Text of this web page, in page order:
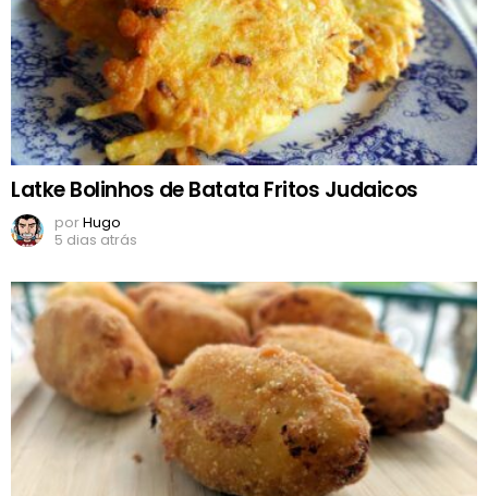
Latke Bolinhos de Batata Fritos Judaicos
porHugo
5 dias atrás